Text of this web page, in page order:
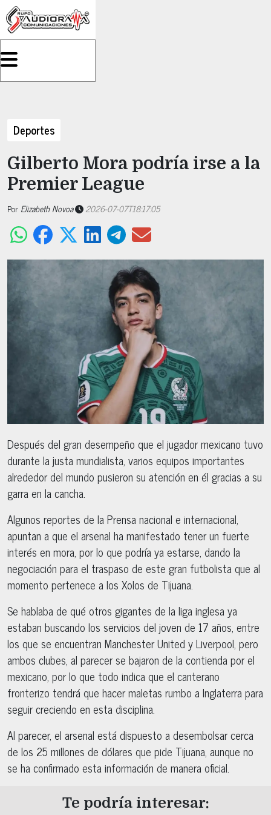
Deportes
Gilberto Mora podría irse a la
Premier League
Por Elizabeth Novoa 2026-07-07T18:17:05
Después del gran desempeño que el jugador mexicano tuvo
durante la justa mundialista, varios equipos importantes
alrededor del mundo pusieron su atención en él gracias a su
garra en la cancha.
Algunos reportes de la Prensa nacional e internacional,
apuntan a que el arsenal ha manifestado tener un fuerte
interés en mora, por lo que podría ya estarse, dando la
negociación para el traspaso de este gran futbolista que al
momento pertenece a los Xolos de Tijuana.
Se hablaba de qué otros gigantes de la liga inglesa ya
estaban buscando los servicios del joven de 17 años, entre
los que se encuentran Manchester United y Liverpool, pero
ambos clubes, al parecer se bajaron de la contienda por el
mexicano, por lo que todo indica que el canterano
fronterizo tendrá que hacer maletas rumbo a Inglaterra para
seguir creciendo en esta disciplina.
Al parecer, el arsenal está dispuesto a desembolsar cerca
de los 25 millones de dólares que pide Tijuana, aunque no
se ha confirmado esta información de manera oficial.
Te podría interesar: